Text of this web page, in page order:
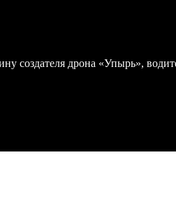
создателя дрона «Упырь»,